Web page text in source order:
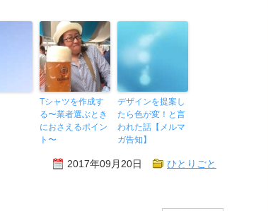
Tシャツを作成す
る〜業者選ぶとき
におさえるポイン
ト〜
デザインを提案し
たら色が変！と言
われた話【メルマ
ガ告知】
2017年09月20日 ひとりごと